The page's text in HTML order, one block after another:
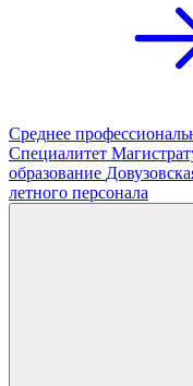
Среднее
Специалитет
образование
летного персонала